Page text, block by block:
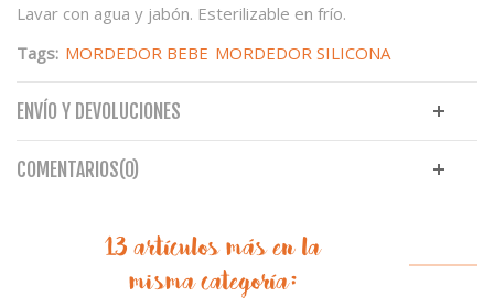
Lavar con agua y jabón. Esterilizable en frío.
Tags: MORDEDOR BEBE MORDEDOR SILICONA
ENVÍO Y DEVOLUCIONES
COMENTARIOS(0)
13 artículos más en la
misma categoría: